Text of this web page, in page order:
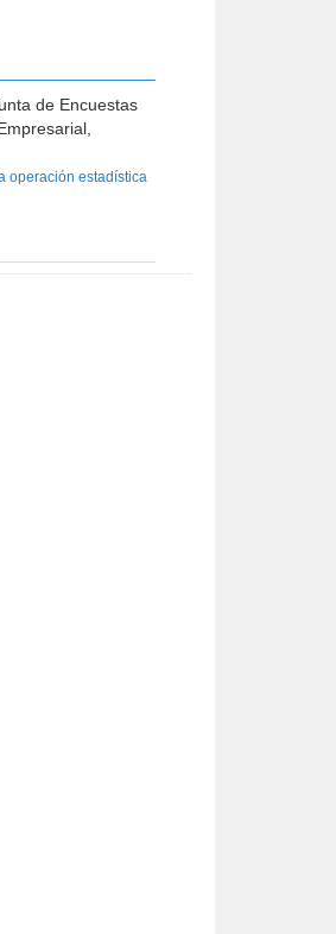
de Encuestas
operación estadística